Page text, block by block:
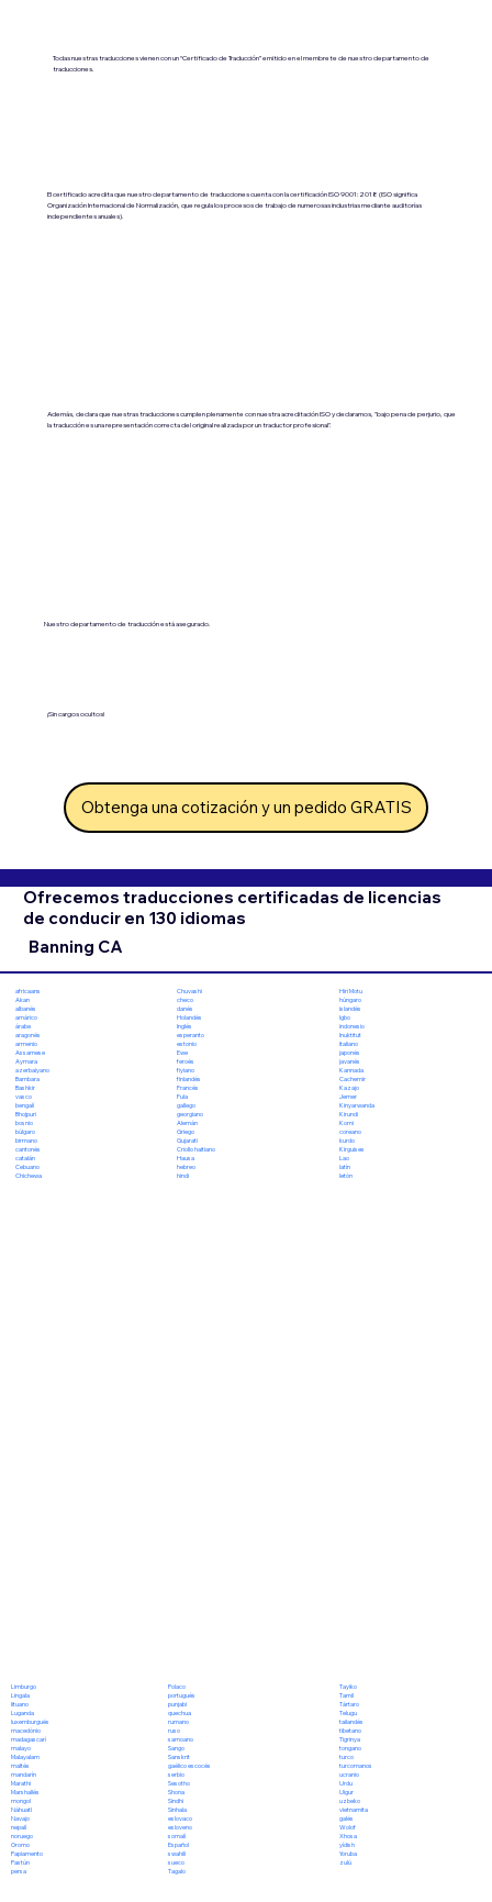
Todas nuestras traducciones vienen con un “Certificado de Traducción” emitido en el membrete de nuestro departamento de
traducciones.
El certificado acredita que nuestro departamento de traducciones cuenta con la certificación ISO 9001:2018 (ISO significa
Organización Internacional de Normalización, que regula los procesos de trabajo de numerosas industrias mediante auditorías
independientes anuales).
Además, declara que nuestras traducciones cumplen plenamente con nuestra acreditación ISO y declaramos, "bajo pena de perjurio, que
la traducción es una representación correcta del original realizada por un traductor profesional".
Nuestro departamento de traducción está asegurado.
¡Sin cargos ocultos!
Obtenga una cotización y un pedido GRATIS
Ofrecemos traducciones certificadas de licencias
de conducir en 130 idiomas
Banning CA
africaans
Akan
albanés
amárico
árabe
aragonés
armenio
Assamese
Aymara
azerbaiyano
Bambara
Bashkir
vasco
bengalí
Bhojpuri
bosnio
búlgaro
birmano
cantonés
catalán
Cebuano
Chichewa
Chuvashi
checo
danés
Holandés
Inglés
esperanto
estonio
Ewe
feroés
fiyiano
finlandés
Francés
Fula
gallego
georgiano
Alemán
Griego
Gujarati
Criollo haitiano
Hausa
hebreo
hindi
Hiri Motu
húngaro
islandés
Igbo
indonesio
Inuktitut
italiano
japonés
javanés
Kannada
Cachemir
Kazajo
Jemer
Kinyarwanda
Kirundi
Komi
coreano
kurdo
Kirguises
Lao
latín
letón
Limburgo
Lingala
lituano
Luganda
luxemburgués
macedónio
madagascarí
malayo
Malayalam
maltés
mandarín
Marathi
Marshallés
mongol
Náhuatl
Navajo
nepalí
noruego
Oromo
Papiamento
Pastún
persa
Polaco
portugués
punjabi
quechua
rumano
ruso
samoano
Sango
Sanskrit
gaélico escocés
serbio
Sesotho
Shona
Sindhi
Sinhala
eslovaco
esloveno
somalí
Español
swahili
sueco
Tagalo
Tayiko
Tamil
Tártaro
Telugu
tailandés
tibetano
Tigrinya
tongano
turco
turcomanos
ucranio
Urdu
Uigur
uzbeko
vietnamita
galés
Wolof
Xhosa
yídish
Yoruba
zulú